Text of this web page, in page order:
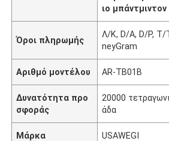
ιο
Όροι πληρωμής
Λ/Κ, D/A, D/P, T/
neyGram
Αριθμό μοντέλου AR-TB01B
Δυνατότητα προ
σφοράς
20000
άδα
Μάρκα USAWEGI